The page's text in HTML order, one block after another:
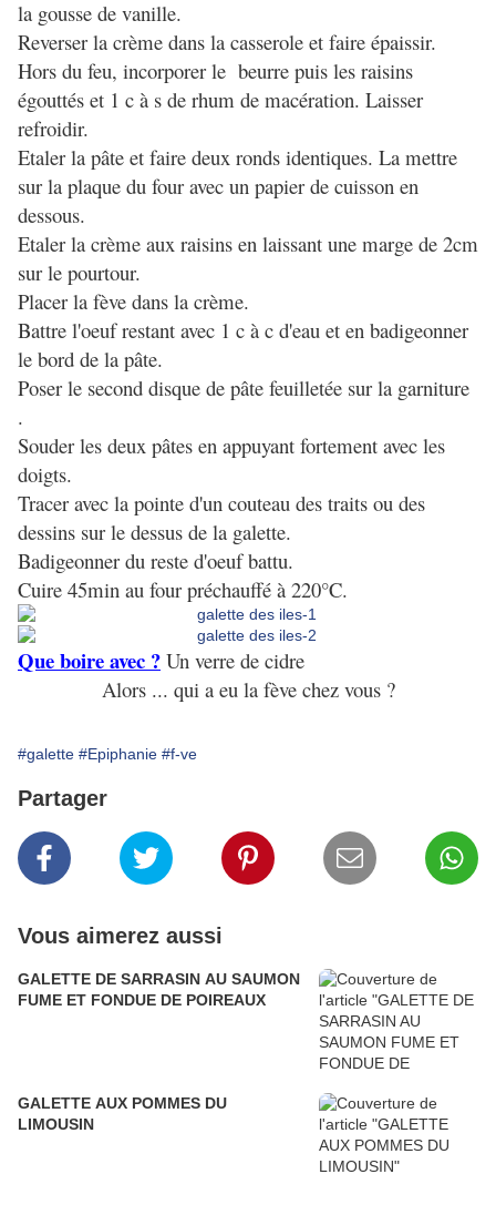
la gousse de vanille.
Reverser la crème dans la casserole et faire épaissir.
Hors du feu, incorporer le beurre puis les raisins
égouttés et 1 c à s de rhum de macération. Laisser
refroidir.
Etaler la pâte et faire deux ronds identiques. La mettre
sur la plaque du four avec un papier de cuisson en
dessous.
Etaler la crème aux raisins en laissant une marge de 2cm
sur le pourtour.
Placer la fève dans la crème.
Battre l'oeuf restant avec 1 c à c d'eau et en badigeonner
le bord de la pâte.
Poser le second disque de pâte feuilletée sur la garniture
.
Souder les deux pâtes en appuyant fortement avec les
doigts.
Tracer avec la pointe d'un couteau des traits ou des
dessins sur le dessus de la galette.
Badigeonner du reste d'oeuf battu.
Cuire 45min au four préchauffé à 220°C.
Que boire avec ? Un verre de cidre
Alors ... qui a eu la fève chez vous ?
#galette #Epiphanie #f-ve
Partager
Vous aimerez aussi
GALETTE DE SARRASIN AU SAUMON
FUME ET FONDUE DE POIREAUX
GALETTE AUX POMMES DU
LIMOUSIN